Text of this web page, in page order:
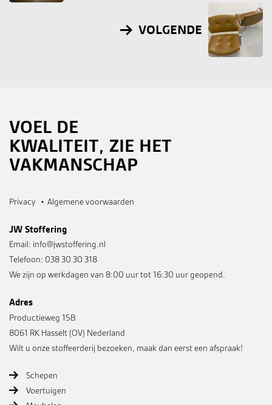
VOLGENDE
VOEL DE
KWALITEIT, ZIE HET
VAKMANSCHAP
Privacy Algemene voorwaarden
JW Stoffering
Email: info@jwstoffering.nl
Telefoon: 038 30 30 318
We zijn op werkdagen van 8:00 uur tot 16:30 uur geopend.
Adres
Productieweg 15B
8061 RK Hasselt (OV) Nederland
Wilt u onze stoffeerderij bezoeken, maak dan eerst een afspraak!
Schepen
Voertuigen